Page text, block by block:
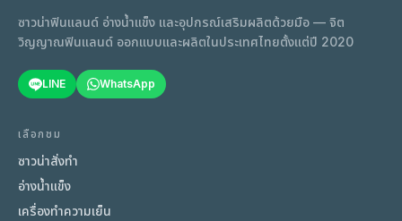
ซาวน่าฟินแลนด์ อ่างน้ำแข็ง และอุปกรณ์เสริมผลิตด้วยมือ — จิต
วิญญาณฟินแลนด์ ออกแบบและผลิตในประเทศไทยตั้งแต่ปี 2020
LINE WhatsApp
เลือกชม
ซาวน่าสั่งทำ
อ่างน้ำแข็ง
เครื่องทำความเย็น